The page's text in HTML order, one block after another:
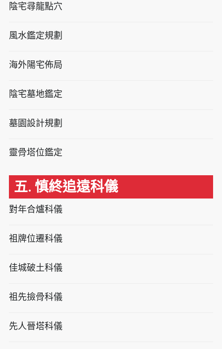
陰宅尋龍點穴
風水鑑定規劃
海外陽宅佈局
陰宅墓地鑑定
墓園設計規劃
靈骨塔位鑑定
五. 慎終追遠科儀
對年合爐科儀
祖牌位遷科儀
佳城破土科儀
祖先撿骨科儀
先人晉塔科儀